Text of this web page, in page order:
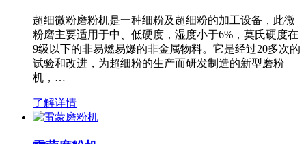
超细微粉磨粉机是一种细粉及超细粉的加工设备，此微
粉磨主要适用于中、低硬度，湿度小于6%，莫氏硬度在
9级以下的非易燃易爆的非金属物料。它是经过20多次的
试验和改进，为超细粉的生产而研发制造的新型磨粉
机，…
了解详情